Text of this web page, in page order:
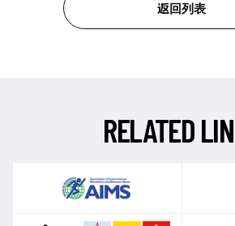
返回列表
RELATEDLIN